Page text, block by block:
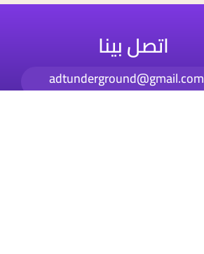
اتصل بينا
adtunderground@gmail.com